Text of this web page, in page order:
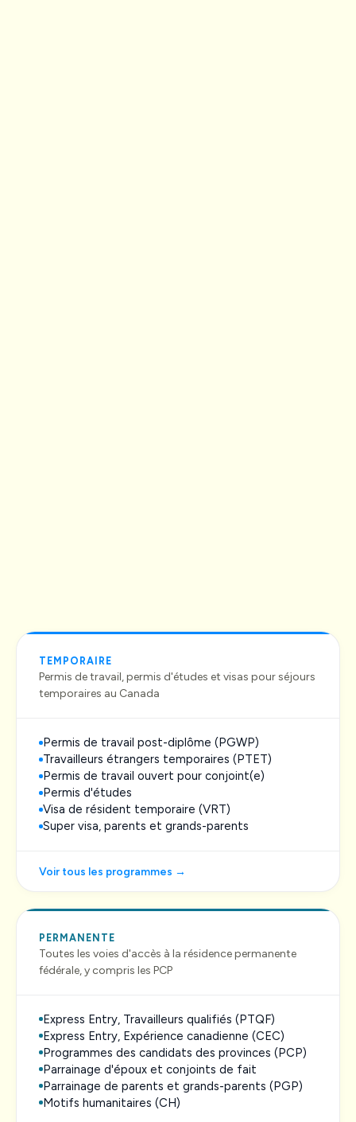
TEMPORAIRE
Permis de travail, permis d'études et visas pour séjours
temporaires au Canada
Permis de travail post-diplôme (PGWP)
Travailleurs étrangers temporaires (PTET)
Permis de travail ouvert pour conjoint(e)
Permis d'études
Visa de résident temporaire (VRT)
Super visa, parents et grands-parents
Voir tous les programmes →
PERMANENTE
Toutes les voies d'accès à la résidence permanente
fédérale, y compris les PCP
Express Entry, Travailleurs qualifiés (PTQF)
Express Entry, Expérience canadienne (CEC)
Programmes des candidats des provinces (PCP)
Parrainage d'époux et conjoints de fait
Parrainage de parents et grands-parents (PGP)
Motifs humanitaires (CH)